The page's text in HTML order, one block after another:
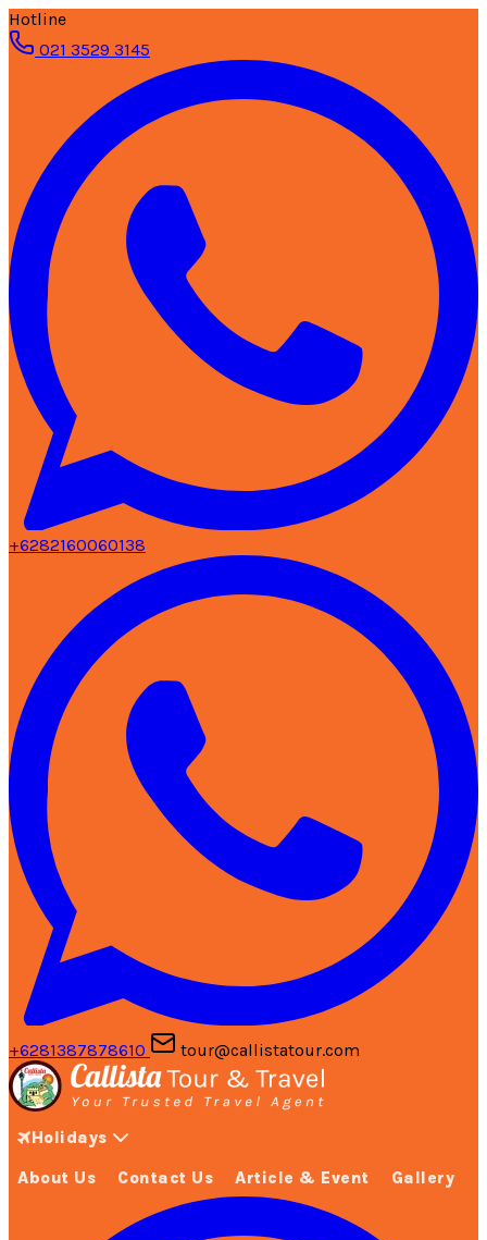
Hotline
021 3529 3145
+6282160060138
+6281387878610 tour@callistatour.com
Holidays
About Us Contact Us Article & Event Gallery